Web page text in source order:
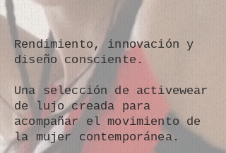
Rendimiento, innovación y
diseño consciente.
Una selección de activewear
de lujo creada para
acompañar el movimiento de
la mujer contemporánea.